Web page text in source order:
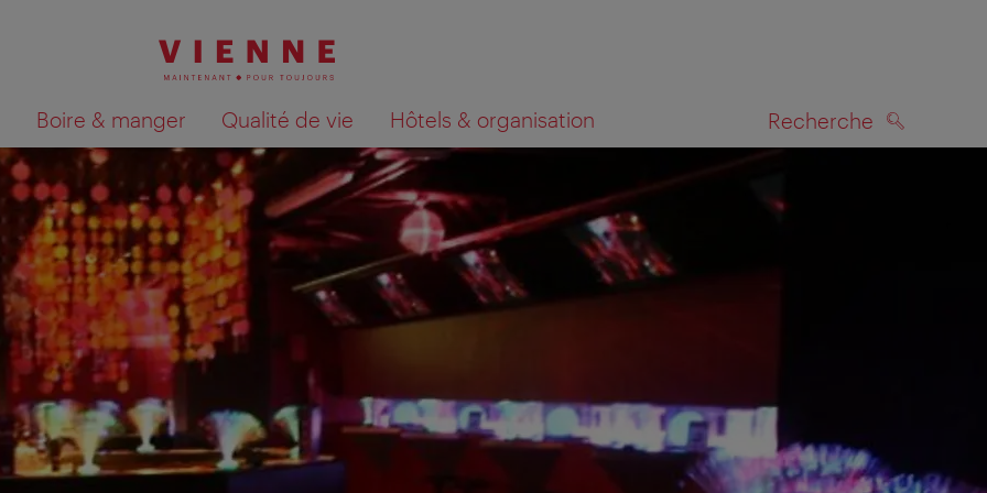
Boire & manger Qualité de vie Hôtels & organisation Recherche
Afficher les résultats de la recherche sur la carte RECHERCHE